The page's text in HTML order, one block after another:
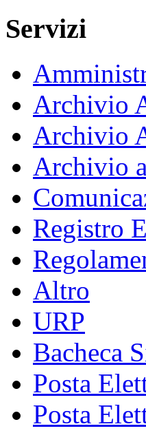
Servizi
Archivio
Archivio
Archivio
Registro
Altro
URP
Bacheca
Posta
Posta